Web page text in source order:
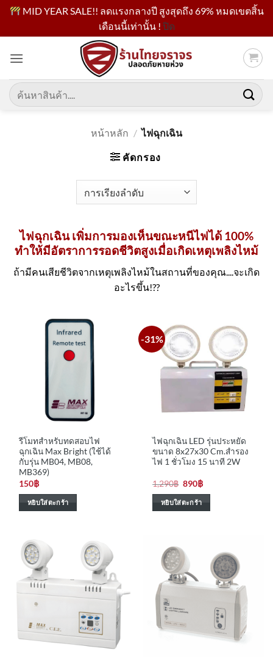
MID YEAR SALE!! ลดแรงกลางปี สูงสุดถึง 69% หมดเขตสิ้น
เดือนนี้เท่านั้น ! ปิด
เนื้อหา
ค้นหา:
หน้าหลัก / ไฟฉุกเฉิน
คัดกรอง
ไฟฉุกเฉิน เพิ่มการมองเห็นขณะหนีไฟได้ 100%
ทำให้มีอัตราการรอดชีวิตสูงเมื่อเกิดเหตุเพลิงไหม้
ถ้ามีคนเสียชีวิตจากเหตุเพลิงไหม้ในสถานที่ของคุณ....จะเกิด
อะไรขึ้น!??
รีโมทสำหรับทดสอบไฟ
ฉุกเฉิน Max Bright (ใช้ได้
กับรุ่น MB04, MB08,
MB369)
150฿
หยิบใส่ตะกร้า
-31%
ไฟฉุกเฉิน LED รุ่นประหยัด
ขนาด 8x27x30 Cm.สำรอง
ไฟ 1 ชั่วโมง 15 นาที 2W
1,290฿ Original
price
was:
1,290฿.
890฿Current
หยิบใส่ตะกร้า